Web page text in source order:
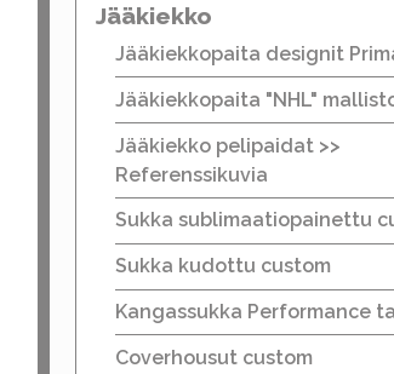
Jääkiekko
Jääkiekkopaita designit
Jääkiekkopaita "NHL"
Jääkiekko pelipaidat >>
Referenssikuvia
Sukka sublimaatiopainettu
Sukka kudottu custom
Kangassukka Performance
Coverhousut custom